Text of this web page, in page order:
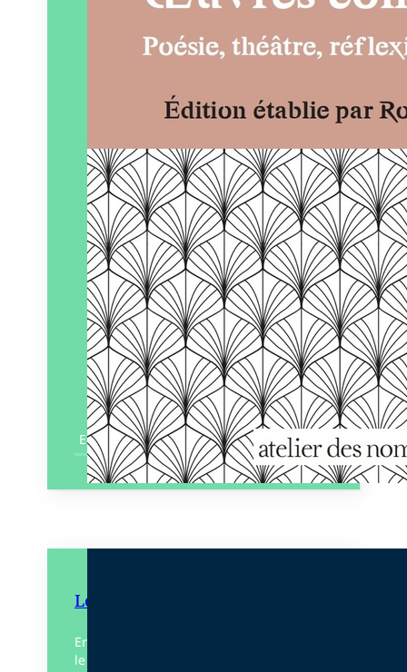
En savoir plus
Les Quatre Vents de l’esprit
En assemblant les poèmes qui composent
le recueil Les Quatre Vents de l’esprit,